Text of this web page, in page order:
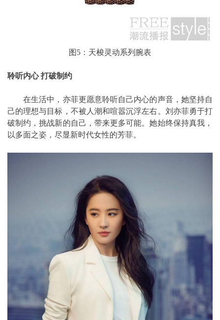
图5：天梭灵动系列腕表
聆听内心 打破制约
在生活中，亦菲更愿意聆听自己内心的声音，她坚持自
己的理想与目标，不被人潮和喧嚣沉浮左右。刘亦菲勇于打
破制约，挑战新的自己，带来更多可能。她始终保持真我，
以多面之姿，尽显新时代女性的芳菲。